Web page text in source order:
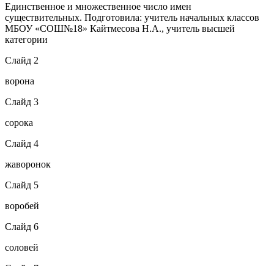
Единственное и множественное число имен
существительных. Подготовила: учитель начальных классов
МБОУ «СОШ№18» Кайтмесова Н.А., учитель высшей
категории
Слайд 2
ворона
Слайд 3
сорока
Слайд 4
жаворонок
Слайд 5
воробей
Слайд 6
соловей